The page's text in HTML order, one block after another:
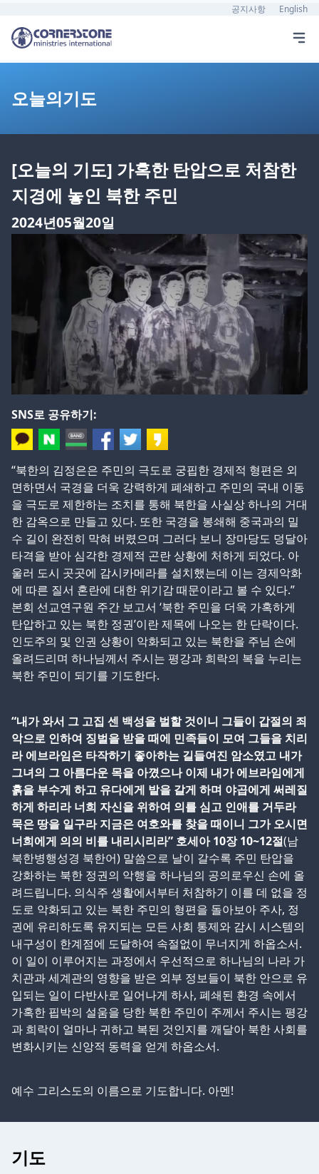
공지사항 English
오늘의기도
[오늘의 기도] 가혹한 탄압으로 처참한
지경에 놓인 북한 주민
2024년05월20일
SNS로 공유하기:
“북한의 김정은은 주민의 극도로 궁핍한 경제적 형편은 외
면하면서 국경을 더욱 강력하게 폐쇄하고 주민의 국내 이동
을 극도로 제한하는 조치를 통해 북한을 사실상 하나의 거대
한 감옥으로 만들고 있다. 또한 국경을 봉쇄해 중국과의 밀
수 길이 완전히 막혀 버렸으며 그러다 보니 장마당도 덩달아
타격을 받아 심각한 경제적 곤란 상황에 처하게 되었다. 아
울러 도시 곳곳에 감시카메라를 설치했는데 이는 경제악화
에 따른 질서 혼란에 대한 위기감 때문이라고 볼 수 있다.”
본회 선교연구원 주간 보고서 ‘북한 주민을 더욱 가혹하게
탄압하고 있는 북한 정권’이란 제목에 나오는 한 단락이다.
인도주의 및 인권 상황이 악화되고 있는 북한을 주님 손에
올려드리며 하나님께서 주시는 평강과 희락의 복을 누리는
북한 주민이 되기를 기도한다.
“내가 와서 그 고집 센 백성을 벌할 것이니 그들이 갑절의 죄
악으로 인하여 징벌을 받을 때에 민족들이 모여 그들을 치리
라 에브라임은 타작하기 좋아하는 길들여진 암소였고 내가
그녀의 그 아름다운 목을 아꼈으나 이제 내가 에브라임에게
흙을 부수게 하고 유다에게 밭을 갈게 하며 야곱에게 써레질
하게 하리라 너희 자신을 위하여 의를 심고 인애를 거두라
묵은 땅을 일구라 지금은 여호와를 찾을 때이니 그가 오시면
너희에게 의의 비를 내리시리라” 호세아 10장 10~12절(남
북한병행성경 북한어) 말씀으로 날이 갈수록 주민 탄압을
강화하는 북한 정권의 악행을 하나님의 공의로우신 손에 올
려드립니다. 의식주 생활에서부터 처참하기 이를 데 없을 정
도로 악화되고 있는 북한 주민의 형편을 돌아보아 주사, 정
권에 유리하도록 유지되는 모든 사회 통제와 감시 시스템의
내구성이 한계점에 도달하여 속절없이 무너지게 하옵소서.
이 일이 이루어지는 과정에서 우선적으로 하나님의 나라 가
치관과 세계관의 영향을 받은 외부 정보들이 북한 안으로 유
입되는 일이 다반사로 일어나게 하사, 폐쇄된 환경 속에서
가혹한 핍박의 설움을 당한 북한 주민이 주께서 주시는 평강
과 희락이 얼마나 귀하고 복된 것인지를 깨달아 북한 사회를
변화시키는 신앙적 동력을 얻게 하옵소서.
예수 그리스도의 이름으로 기도합니다. 아멘!
기도